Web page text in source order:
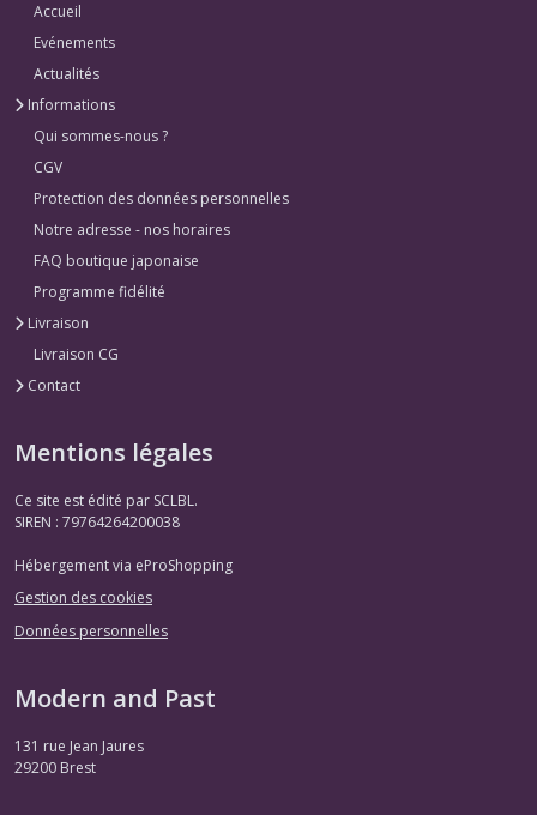
Accueil
Evénements
Actualités
Informations
Qui sommes-nous ?
CGV
Protection des données personnelles
Notre adresse - nos horaires
FAQ boutique japonaise
Programme fidélité
Livraison
Livraison CG
Contact
Mentions légales
Ce site est édité par SCLBL.
SIREN : 79764264200038
Hébergement via eProShopping
Gestion des cookies
Données personnelles
Modern and Past
131 rue Jean Jaures
29200 Brest